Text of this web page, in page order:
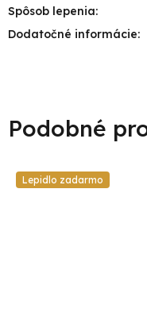
Spôsob lepenia:
Dodatočné informácie:
Lepidlo zadarmo